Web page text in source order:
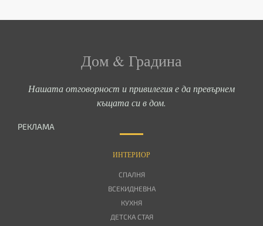
Дом & Градина
Нашата отговорност и привилегия е да превърнем
къщата си в дом.
РЕКЛАМА
ИНТЕРИОР
СПАЛНЯ
ВСЕКИДНЕВНА
КУХНЯ
ДЕТСКА СТАЯ